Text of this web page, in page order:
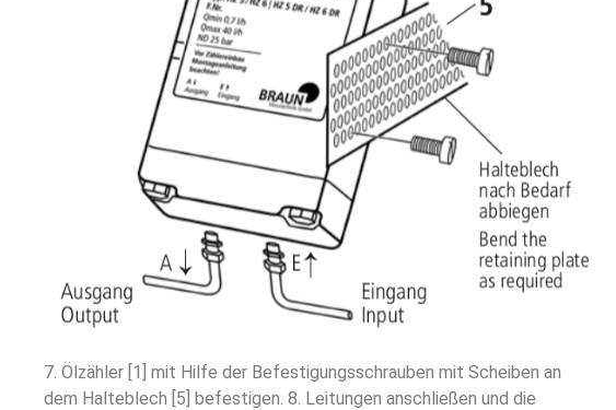
7. Ölzähler [1] mit Hilfe der Befestigungsschrauben mit Scheiben an
dem Halteblech [5] befestigen. 8. Leitungen anschließen und die